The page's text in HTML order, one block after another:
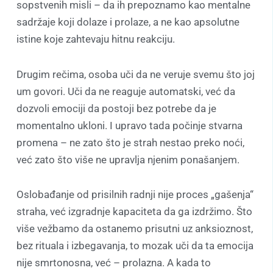
sopstvenih misli – da ih prepoznamo kao mentalne
sadržaje koji dolaze i prolaze, a ne kao apsolutne
istine koje zahtevaju hitnu reakciju.
Drugim rečima, osoba uči da ne veruje svemu što joj
um govori. Uči da ne reaguje automatski, već da
dozvoli emociji da postoji bez potrebe da je
momentalno ukloni. I upravo tada počinje stvarna
promena – ne zato što je strah nestao preko noći,
već zato što više ne upravlja njenim ponašanjem.
Oslobađanje od prisilnih radnji nije proces „gašenja“
straha, već izgradnje kapaciteta da ga izdržimo. Što
više vežbamo da ostanemo prisutni uz anksioznost,
bez rituala i izbegavanja, to mozak uči da ta emocija
nije smrtonosna, već – prolazna. A kada to